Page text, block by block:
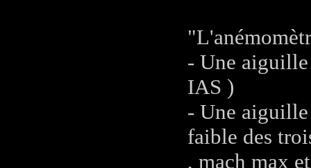
- Une
IAS )
- Une
faible des
, mach max